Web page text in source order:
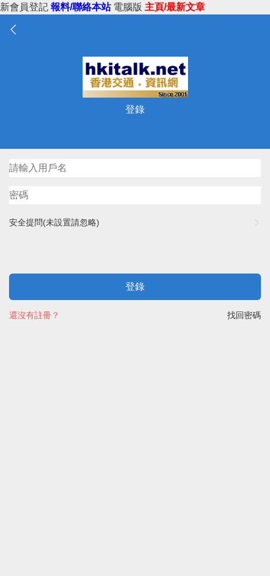
新會員登記 報料/聯絡本站 電腦版 主頁/最新文章
登錄
安全提問(未設置請忽略)
登錄
找回密碼
還沒有註冊？